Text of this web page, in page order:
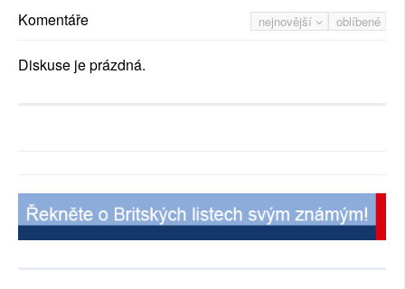
nejnovější oblíbené
Komentáře
Diskuse je prázdná.